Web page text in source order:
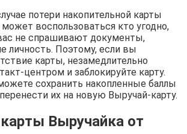
потери накопительной карты
воспользоваться кто угодно,
не спрашивают документы,
личность. Поэтому, если вы
карты, незамедлительно
центром и заблокируйте карту.
сохранить накопленные баллы
их на новую Выручай-карту.
Выручайка от